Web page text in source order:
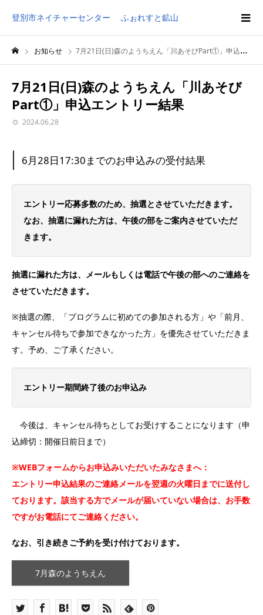
登別市ネイチャーセンター ふぉれすと鉱山
お知らせ 7月21日(日)森のようちえん「川あそびPart①」申込エントリー結果
7月21日(日)森のようちえん「川あそび
Part①」申込エントリー結果
2024.06.28
6月28日17:30までのお申込みの受付結果
エントリー応募多数のため、抽選とさせていただきます。
なお、抽選に漏れた方は、午後の部をご案内させていただ
きます。
抽選に漏れた方は、メールもしくは電話で午後の部へのご連絡を
させていただきます。
※抽選の際、「プログラムに初めての参加される方」や「前月、
キャンセル待ちで参加できなかった方」を優先させていただきま
す。予め、ご了承ください。
エントリー期間終了後のお申込み
今後は、キャンセル待ちとしてお受けすることになります（申
込締切：開催日前日まで）
※WEBフォームからお申込みいただいたみなさまへ：
エントリー申込結果のご連絡メールを翌週の火曜日までに送付し
ております。該当する方でメールが届いていない場合は、お手数
ですがお電話にてご連絡ください。
なお、引き続きご予約を受け付けております。
7月森のようちえん